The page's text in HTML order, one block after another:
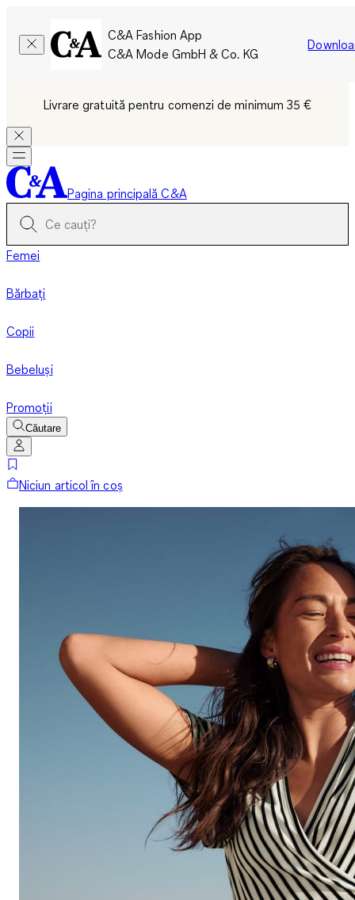
C&A Fashion App
C&A Mode GmbH & Co. KG
Livrare gratuită pentru comenzi de minimum 35 €
Pagina principală C&A
Femei
Bărbați
Copii
Bebeluși
Promoții
Căutare
Niciun articol în coș